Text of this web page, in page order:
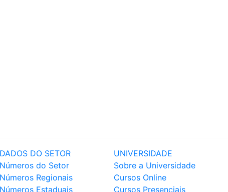
DADOS DO SETOR
Números do Setor
Números Regionais
Números Estaduais
UNIVERSIDADE
Sobre a Universidade
Cursos Online
Cursos Presenciais